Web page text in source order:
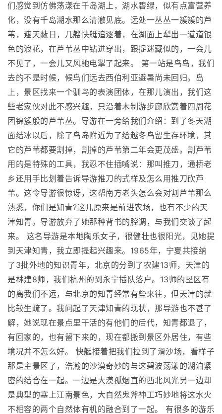
们感觉到仿佛荡漾在千岛湖上，湖水碧绿，似有点富营养
化，没有千岛湖水那么清澈见底。远处一丛丛一簇簇的芦
苇，遮天蔽日，几艘快艇追逐着，在湖面上犁出一道道银
色的浪花，在芦苇丛中钻进穿出，跟捉迷藏似的，一会儿
不见了，一会儿又风驰电掣了起来。 第一站是鸟岛，我们
去的不是时候，候鸟们远去西伯利亚避暑尚未回归。岛
上，景区找来一个驯鸟的表演团体，在那儿演出，我们这
些老家伙对此不感兴趣，只沿着木制游步廊欣赏着四周花
团锦簇般的芦苇丛。导游在一旁给我们介绍：到了冬天湖
面结冰以后，除了鸟岛附近为了给越冬鸟留生存环境，其
它的芦苇都要割掉，割掉的芦苇第二年会更茂盛。割芦苇
用的是特殊的工具，我忍不住插嘴说：那叫推刀，通桥老
乡还用手比划着告诉导游推刀的式样及怎么用推刀砍芦
苇。这令导游很惊讶，这帮南方老头怎么会对割芦苇那么
熟悉，你们是知青?这儿原来是前进农场，也有不少的天
津知青。导游放弃了她那种背书的腔调，与我们交谈了起
来。 这名导游是本地陶乐女子，很健壮也很阳光，见她提
到天津知青，我立即提起兴趣来。1965年，宁夏共接纳
了3批外地的知识青年，北京的分到了农建13师，天津的
是林建8师，我们杭州的到永宁插队落户。13师的垦区有
的离我们不远，与北京的知青经常有些来往，但天津的就
比较生疏了。我问起了天津知青的现状，那导游也不甚了
解，她说现在景点里干活的有他们的后代，知青都退了，
有回家的，也有留下来的，现在都搬到景区外居住，有些
境况并不怎么好。 快艇接着把我们拉到了滑沙场，看样子
那是主景区了，浩瀚的沙漠奇妙的与这碧波荡漾的湖泊紧
密的结合在一起。一边是大漠孤烟直的西北风光另一边却
是典型的塞上江南景色，大自然鬼斧神工巧妙地将这水火
不相容的两个自然体有机的融合到了一起。 有很多的游乐